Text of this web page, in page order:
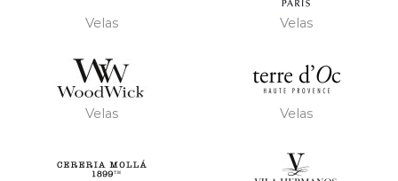
Velas Velas
Velas Velas